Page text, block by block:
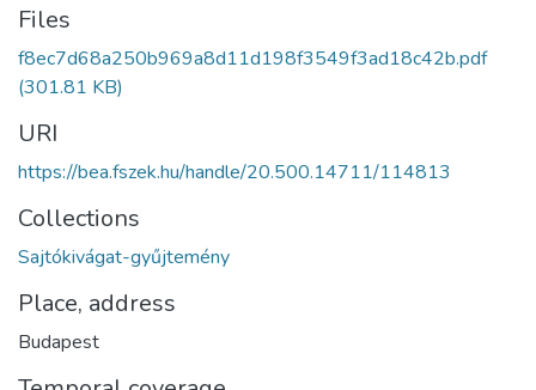
Files
f8ec7d68a250b969a8d11d198f3549f3ad18c42b.pdf
(301.81 KB)
URI
https://bea.fszek.hu/handle/20.500.14711/114813
Collections
Sajtókivágat-gyűjtemény
Place, address
Budapest